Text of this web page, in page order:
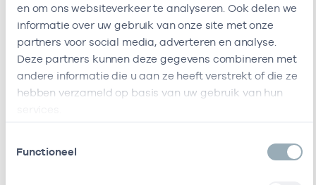
en om ons websiteverkeer te analyseren. Ook delen we
informatie over uw gebruik van onze site met onze
partners voor social media, adverteren en analyse.
Deze partners kunnen deze gegevens combineren met
andere informatie die u aan ze heeft verstrekt of die ze
hebben verzameld op basis van uw gebruik van hun
Functioneel
Zorgverleners
Bij deze onderneming werken de volgende
zorgverleners
Alleen actieve